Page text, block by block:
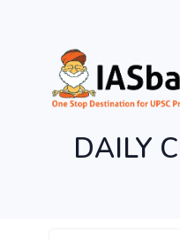
DAILY